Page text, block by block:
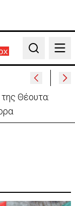
Search
Θέουτα: